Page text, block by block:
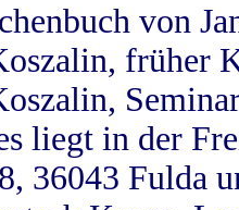
von
früher
liegt in der
36043 Fulda